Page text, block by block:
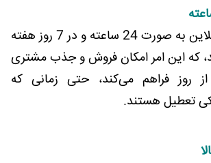
فروشگاه‌های آنلاین به صورت 24 ساعته و در 7 روز هفته
که این امر امکان فروش و جذب مشتری
روز فراهم می‌کند، حتی زمانی که
تعطیل هستند.